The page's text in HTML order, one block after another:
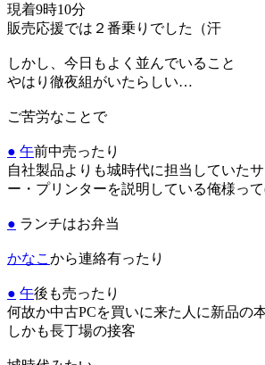
現着9時10分
販売応援では２番乗りでした（汗
しかし、今日もよく並んでいること
やはり徹夜組がいたらしい…
ご苦労なことで
● 午前中売ったり
自社製品よりも城時代に担当していた
ー・プリンターを説明している俺様っ
● ランチはお弁当
かなこ から連絡有ったり
● 午後も売ったり
何故か中古PCを買いに来た人に新品の
しかも長丁場の接客